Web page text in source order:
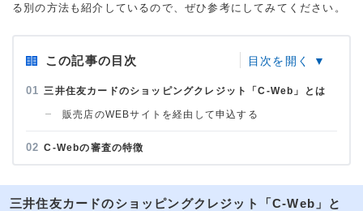
る別の方法も紹介しているので、ぜひ参考にしてみてください。
この記事の目次
三井住友カードのショッピングクレジット「C-Web」とは
販売店のWEBサイトを経由して申込する
C-Webの審査の特徴
三井住友カードのショッピングクレジット「C-Web」と